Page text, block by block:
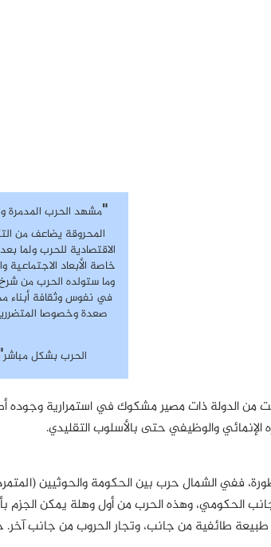
"مشهد الحرب المدمرة
المحروقة يضاعف من
الاقتصادية للحرب ولما
خاصة الأبعاد الاجتماعية
وما ستولده الحرب من
في نفوس وثقافة أبناء
صعدة وخصوصا
الحرب بشكل مباشر
من الدولة ذات مصير مشكوك في استمرارية وجوده
والوظيفي حتى بالأسلوب التقليدي.
ففي الشمال حرب بين الحكومة والحوثيين
الحكومي، وهذه الحرب من أول وهلة يمكن الجزم
طائفية من جانب، وتجار الحروب من جانب آخر.